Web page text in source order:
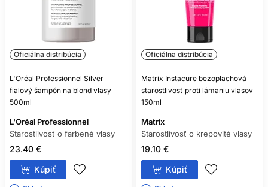
Oficiálna distribúcia
L'Oréal Professionnel Silver
fialový šampón na blond vlasy
500ml
L'Oréal Professionnel
Starostlivosť o farbené vlasy
23.40 €
Kúpiť
Oficiálna distribúcia
Matrix Instacure bezoplachová
starostlivosť proti lámaniu vlasov
150ml
Matrix
Starostlivosť o krepovité vlasy
19.10 €
Kúpiť